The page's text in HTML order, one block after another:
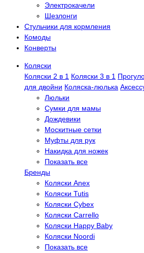
Электрокачели
Шезлонги
Стульчики для кормления
Комоды
Конверты
Коляски
Коляски 2 в 1 Коляски 3 в 1
для двойни Коляска-люлька
Люльки
Сумки для мамы
Дождевики
Москитные сетки
Муфты для рук
Накидка для ножек
Показать все
Бренды
Коляски Anex
Коляски Tutis
Коляски Cybex
Коляски Carrello
Коляски Happy Baby
Коляски Noordi
Показать все